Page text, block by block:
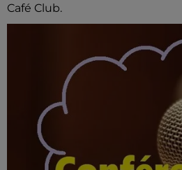
Café Club.